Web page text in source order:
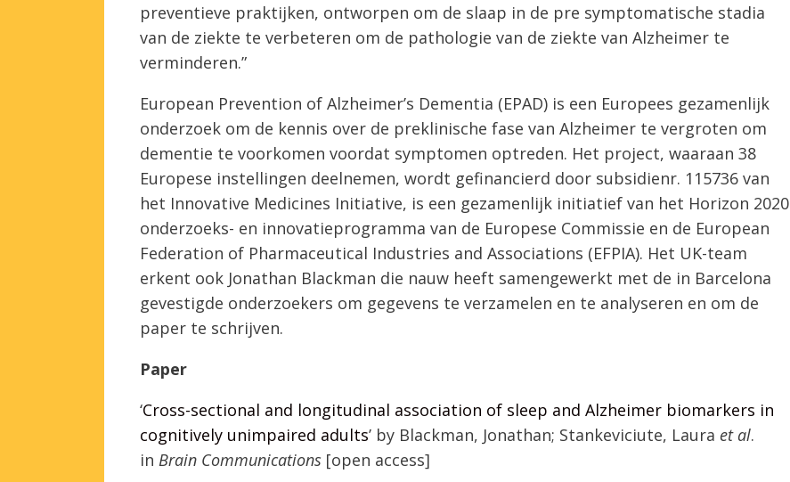
preventieve praktijken, ontworpen om de slaap in de pre symptomatische stadia
van de ziekte te verbeteren om de pathologie van de ziekte van Alzheimer te
verminderen.”
European Prevention of Alzheimer’s Dementia (EPAD) is een Europees gezamenlijk
onderzoek om de kennis over de preklinische fase van Alzheimer te vergroten om
dementie te voorkomen voordat symptomen optreden. Het project, waaraan 38
Europese instellingen deelnemen, wordt gefinancierd door subsidienr. 115736 van
het Innovative Medicines Initiative, is een gezamenlijk initiatief van het Horizon 2020
onderzoeks- en innovatieprogramma van de Europese Commissie en de European
Federation of Pharmaceutical Industries and Associations (EFPIA). Het UK-team
erkent ook Jonathan Blackman die nauw heeft samengewerkt met de in Barcelona
gevestigde onderzoekers om gegevens te verzamelen en te analyseren en om de
paper te schrijven.
Paper
‘Cross-sectional and longitudinal association of sleep and Alzheimer biomarkers in
cognitively unimpaired adults’ by Blackman, Jonathan; Stankeviciute, Laura et al.
in Brain Communications [open access]